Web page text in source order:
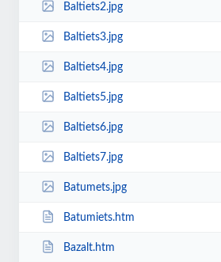
Baltiets2.jpg
Baltiets3.jpg
Baltiets4.jpg
Baltiets5.jpg
Baltiets6.jpg
Baltiets7.jpg
Batumets.jpg
Batumiets.htm
Bazalt.htm